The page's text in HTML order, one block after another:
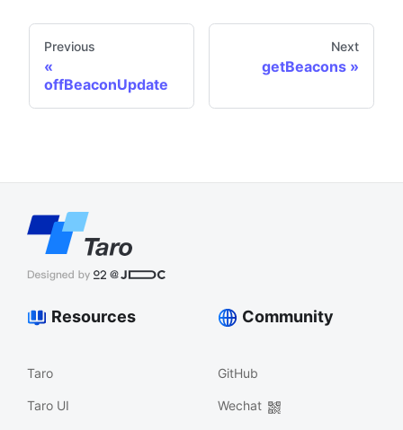
Previous
offBeaconUpdate
Next
getBeacons
Resources
Taro
Taro UI
Community
GitHub
Wechat